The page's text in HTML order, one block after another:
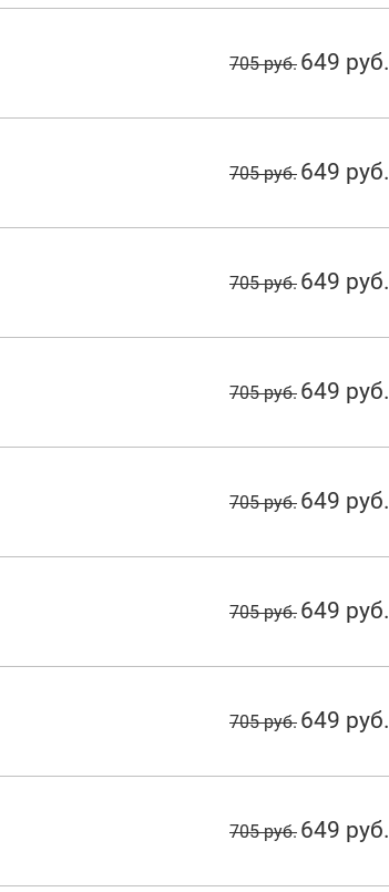
705 руб. 649 руб.
705 руб. 649 руб.
705 руб. 649 руб.
705 руб. 649 руб.
705 руб. 649 руб.
705 руб. 649 руб.
705 руб. 649 руб.
705 руб. 649 руб.